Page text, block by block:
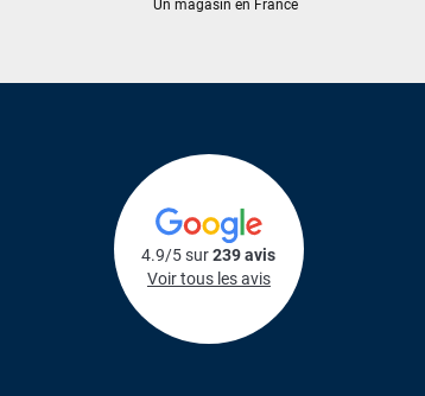
Un magasin en France
4.9/5 sur239 avis
Voir tous les avis